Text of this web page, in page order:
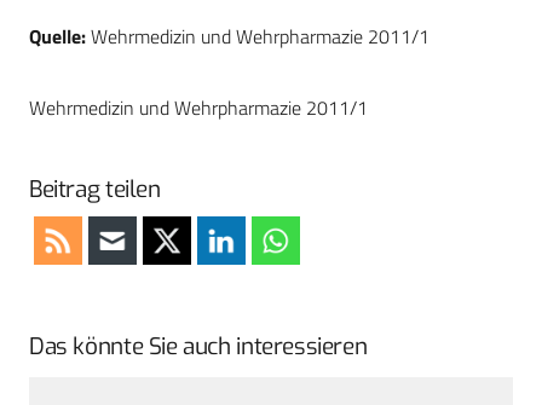
Quelle:Wehrmedizin und Wehrpharmazie 2011/1
Wehrmedizin und Wehrpharmazie 2011/1
Beitrag teilen
Das könnte Sie auch interessieren